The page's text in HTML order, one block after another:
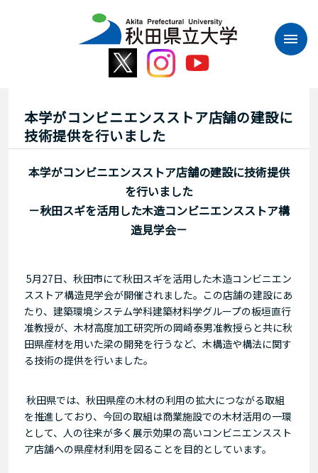
本学がコンビニエンスストア店舗の建設に
技術提供を行いました
本学がコンビニエンスストア店舗の建設に技術提供
を行いました
－秋田スギを活用した木造コンビニエンスストア構
造見学会－
5月27日、秋田市にて秋田スギを活用した木造コンビニエン
スストア構造見学会が開催されました。この店舗の建設にあ
たり、建築環境システム学科建築材料学グループの板垣直行
准教授が、木材高度加工研究所の岡崎泰男准教授らと共に秋
田県産材を用いた梁の開発を行うなど、木構造や構法に関す
る技術の提供を行いました。
秋田県では、秋田県産の木材の利用の拡大につながる取組
を推進しており、今回の取組は商業施設での木材活用の一環
として、人の往来が多く展示効果の高いコンビニエンススト
ア店舗への県産材利用を図ることを目的としています。